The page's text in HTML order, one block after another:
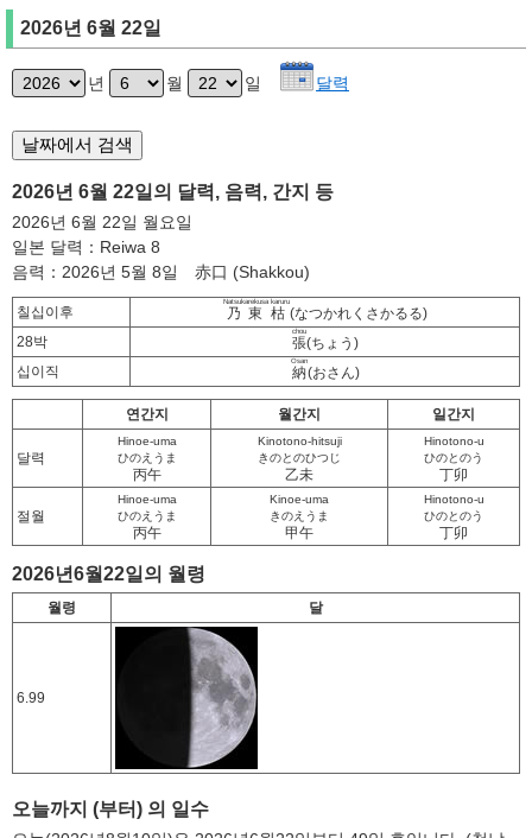
2026년 6월 22일
년 월 일 달력
2026년 6월 22일의 달력, 음력, 간지 등
2026년 6월 22일 월요일
일본 달력：Reiwa 8
음력：2026년 5월 8일 赤口 (Shakkou)
칠십이후 乃東枯
Natsukarekusa karuru
(なつかれくさかるる)
28박
張
chou
(ちょう)
십이직
納
Osan
(おさん)
연간지 월간지 일간지
달력
Hinoe-uma
ひのえうま
丙午
Kinotono-hitsuji
きのとのひつじ
乙未
Hinotono-u
ひのとのう
丁卯
절월
Hinoe-uma
ひのえうま
丙午
Kinoe-uma
きのえうま
甲午
Hinotono-u
ひのとのう
丁卯
2026년6월22일의 월령
월령 달
6.99
오늘까지 (부터) 의 일수